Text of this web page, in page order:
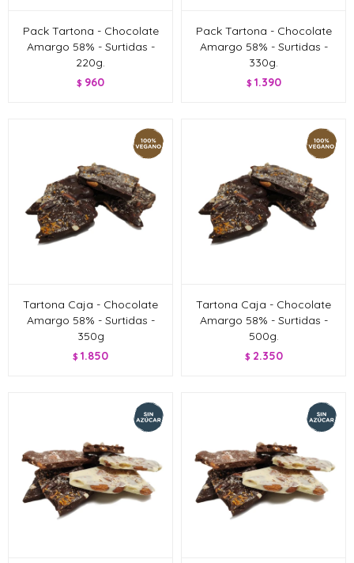
Pack Tartona - Chocolate
Amargo 58% - Surtidas -
220g.
$ 960
Pack Tartona - Chocolate
Amargo 58% - Surtidas -
330g.
$ 1.390
Tartona Caja - Chocolate
Amargo 58% - Surtidas -
350g
$ 1.850
Tartona Caja - Chocolate
Amargo 58% - Surtidas -
500g.
$ 2.350